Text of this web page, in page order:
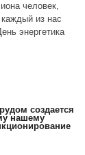
человек,
из нас
энергетика
создается
нашему